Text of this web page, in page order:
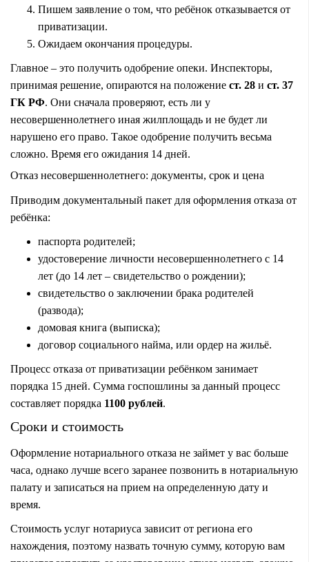
Пишем заявление о том, что ребёнок отказывается от
приватизации.
Ожидаем окончания процедуры.
Главное – это получить одобрение опеки. Инспекторы,
принимая решение, опираются на положение ст. 28 и ст. 37
ГК РФ. Они сначала проверяют, есть ли у
несовершеннолетнего иная жилплощадь и не будет ли
нарушено его право. Такое одобрение получить весьма
сложно. Время его ожидания 14 дней.
Отказ несовершеннолетнего: документы, срок и цена
Приводим документальный пакет для оформления отказа от
ребёнка:
паспорта родителей;
удостоверение личности несовершеннолетнего с 14
лет (до 14 лет – свидетельство о рождении);
свидетельство о заключении брака родителей
(развода);
домовая книга (выписка);
договор социального найма, или ордер на жильё.
Процесс отказа от приватизации ребёнком занимает
порядка 15 дней. Сумма госпошлины за данный процесс
составляет порядка 1100 рублей.
Сроки и стоимость
Оформление нотариального отказа не займет у вас больше
часа, однако лучше всего заранее позвонить в нотариальную
палату и записаться на прием на определенную дату и
время.
Стоимость услуг нотариуса зависит от региона его
нахождения, поэтому назвать точную сумму, которую вам